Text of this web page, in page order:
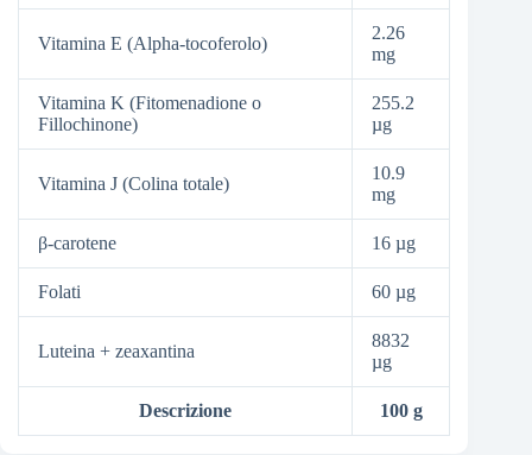
Vitamina E (Alpha-tocoferolo)
2.26
mg
Vitamina K (Fitomenadione o
Fillochinone)
255.2
µg
Vitamina J (Colina totale)
10.9
mg
β-carotene 16 µg
Folati 60 µg
Luteina + zeaxantina
8832
µg
Descrizione 100 g